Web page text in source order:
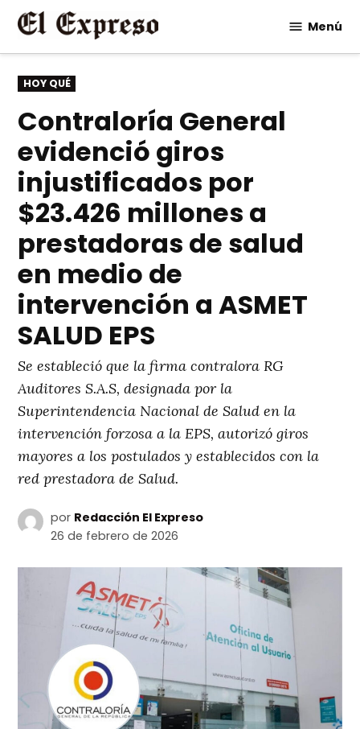
Saltar
contenido
Menú
PUBLICADO
EN
HOY QUÉ
Contraloría General
evidenció giros
injustificados por
$23.426 millones a
prestadoras de salud
en medio de
intervención a ASMET
SALUD EPS
Se estableció que la firma contralora RG
Auditores S.A.S, designada por la
Superintendencia Nacional de Salud en la
intervención forzosa a la EPS, autorizó giros
mayores a los postulados y establecidos con la
red prestadora de Salud.
por Redacción El Expreso
26 de febrero de 2026